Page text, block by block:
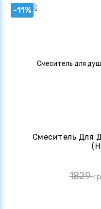
-11%
Смеситель Для
1829